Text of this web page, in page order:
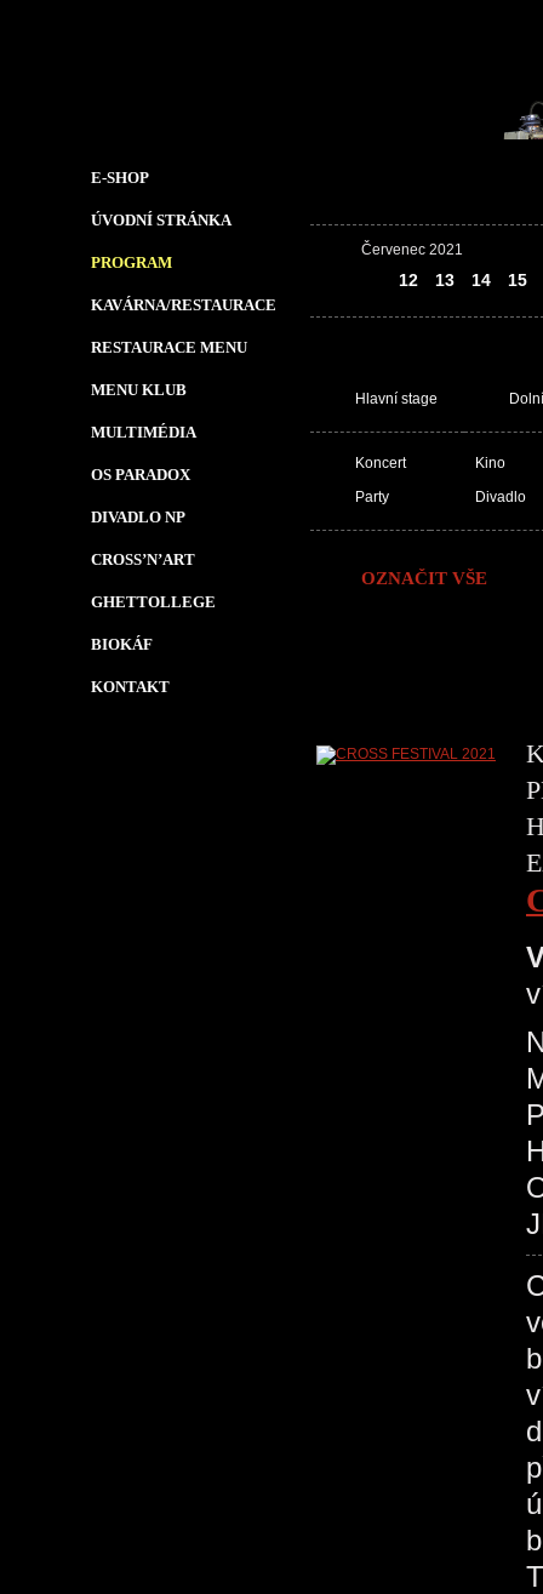
E-SHOP
ÚVODNÍ STRÁNKA
PROGRAM
KAVÁRNA/RESTAURACE
RESTAURACE MENU
MENU KLUB
MULTIMÉDIA
OS PARADOX
DIVADLO NP
CROSS’N’ART
GHETTOLLEGE
BIOKÁF
KONTAKT
Červenec 2021
12 13 14 15
Hlavní stage
Koncert
Party
Kino
Divadlo
OZNAČIT VŠE